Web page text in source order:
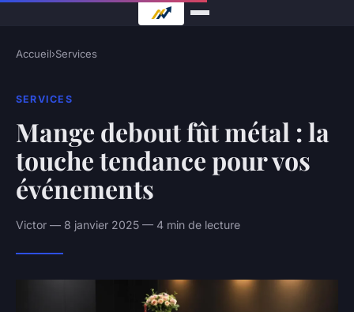
Accueil›Services
SERVICES
Mange debout fût métal : la
touche tendance pour vos
événements
Victor — 8 janvier 2025 — 4 min de lecture